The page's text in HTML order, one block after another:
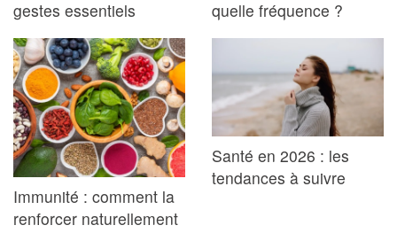
gestes essentiels quelle fréquence ?
Immunité : comment la
renforcer naturellement
Santé en 2026 : les
tendances à suivre